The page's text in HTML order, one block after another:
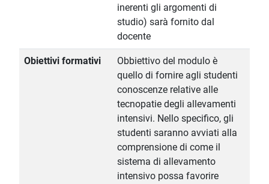
inerenti gli argomenti di
studio) sarà fornito dal
docente
Obiettivi formativi
Obbiettivo del modulo è
quello di fornire agli studenti
conoscenze relative alle
tecnopatie degli allevamenti
intensivi. Nello specifico, gli
studenti saranno avviati alla
comprensione di come il
sistema di allevamento
intensivo possa favorire